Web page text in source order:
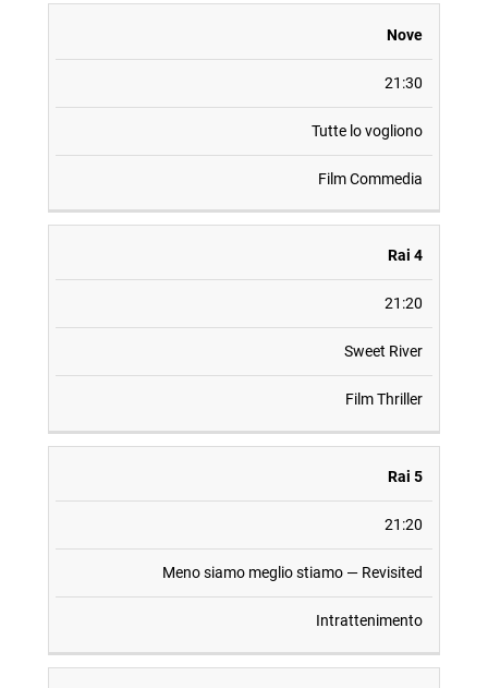
Nove
21:30
Tutte lo vogliono
Film Commedia
Rai 4
21:20
Sweet River
Film Thriller
Rai 5
21:20
Meno siamo meglio stiamo — Revisited
Intrattenimento